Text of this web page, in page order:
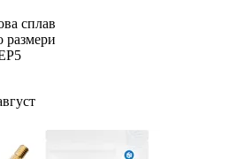
сплав
размери